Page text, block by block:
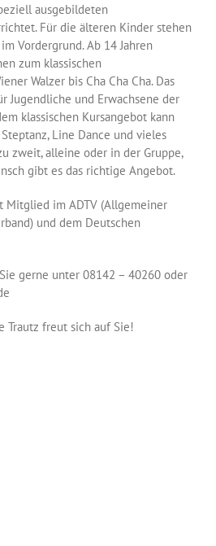
ausgebildeten
Für die älteren Kinder stehen
Vordergrund. Ab 14 Jahren
zum klassischen
Walzer bis Cha Cha Cha. Das
Jugendliche und Erwachsene der
klassischen Kursangebot kann
Line Dance und vieles
zweit, alleine oder in der Gruppe,
gibt es das richtige Angebot.
Mitglied im ADTV (Allgemeiner
und dem Deutschen
gerne unter 08142 – 40260 oder
Trautz freut sich auf Sie!